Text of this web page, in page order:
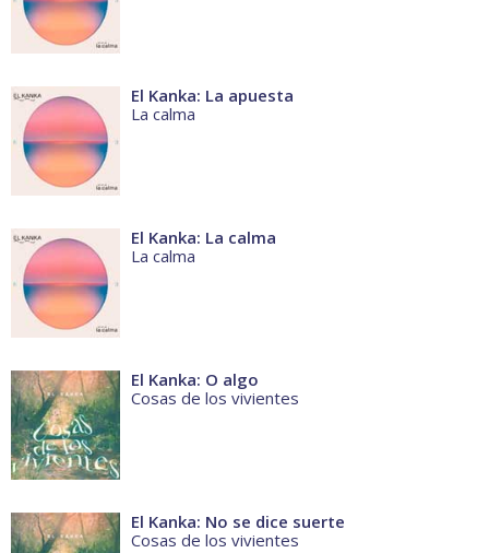
El Kanka: La apuesta
La calma
El Kanka: La calma
La calma
El Kanka: O algo
Cosas de los vivientes
El Kanka: No se dice suerte
Cosas de los vivientes